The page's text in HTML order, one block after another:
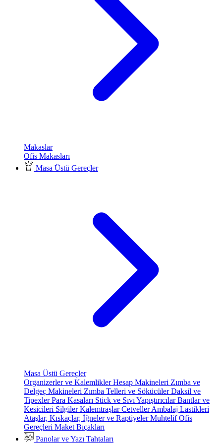
Makaslar
Ofis Makasları
Masa Üstü Gereçler
Masa Üstü Gereçler
Organizerler ve KalemliklerHesap Makineleri Zımba ve
Delgeç Makineleri Zımba Telleri ve SökücülerDaksil ve
TipexlerPara Kasaları Stick ve Sıvı YapıştırıcılarBantlar ve
Kesicileri SilgilerKalemtraşlarCetvellerAmbalaj Lastikleri
Ataşlar, Kıskaçlar, İğneler ve RaptiyelerMuhtelif Ofis
Gereçleri Maket Bıçakları
Panolar ve Yazı Tahtaları